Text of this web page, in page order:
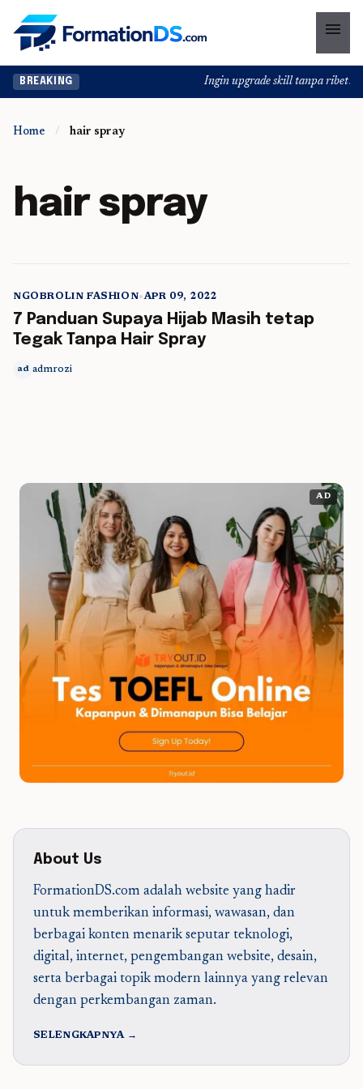
menu
BREAKING Ingin upgrade skill tanpa ribet?
Home / hair spray
hair spray
5 min read
NGOBROLIN FASHION•APR 09, 2022
7 Panduan Supaya Hijab Masih tetap
Tegak Tanpa Hair Spray
ad admrozi
AD
About Us
FormationDS.com adalah website yang hadir
untuk memberikan informasi, wawasan, dan
berbagai konten menarik seputar teknologi,
digital, internet, pengembangan website, desain,
serta berbagai topik modern lainnya yang relevan
dengan perkembangan zaman.
SELENGKAPNYA →